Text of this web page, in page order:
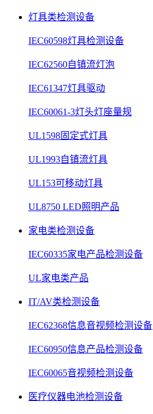
灯具类检测设备
IEC60598灯具检测设备
IEC62560自镇流灯泡
IEC61347灯具驱动
IEC60061-3灯头灯座量规
UL1598固定式灯具
UL1993自镇流灯具
UL153可移动灯具
UL8750 LED照明产品
家电类检测设备
IEC60335家电产品检测设备
UL家电类产品
IT/AV类检测设备
IEC62368信息音视频检测设备
IEC60950信息产品检测设备
IEC60065音视频检测设备
医疗仪器电池检测设备